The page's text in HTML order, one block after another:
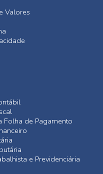
Valores
Folha de Pagamento
e Previdenciária